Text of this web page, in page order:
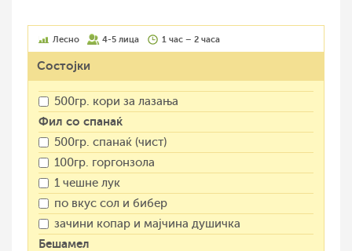
Лесно 4-5 лица 1 час – 2 часа
Состојки
500гр. кори за лазања
Фил со спанаќ
500гр. спанаќ (чист)
100гр. горгонзола
1 чешне лук
по вкус сол и бибер
зачини копар и мајчина душичка
Бешамел